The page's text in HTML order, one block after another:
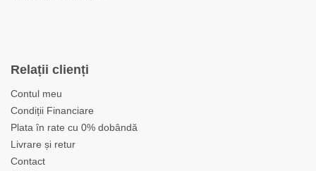
Relații clienți
Contul meu
Condiții Financiare
Plata în rate cu 0% dobândă
Livrare și retur
Contact